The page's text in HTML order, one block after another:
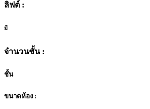
ลิฟต์ :
มี
จำนวนชั้น :
ชั้น
ขนาดห้อง :